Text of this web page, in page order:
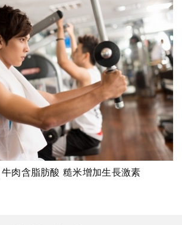
肉含脂肪酸 糙米增加生長激素